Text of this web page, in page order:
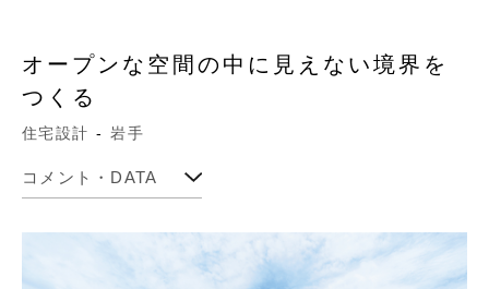
オープンな空間の中に見えない境界を
つくる
住宅設計 岩手
コメント・DATA